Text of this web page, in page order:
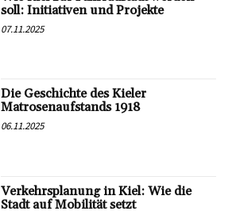
soll: Initiativen und Projekte
07.11.2025
Die Geschichte des Kieler
Matrosenaufstands 1918
06.11.2025
Verkehrsplanung in Kiel: Wie die
Stadt auf Mobilität setzt